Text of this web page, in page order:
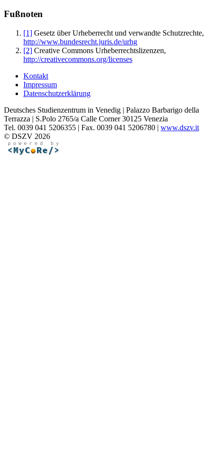
Fußnoten
[1] Gesetz über Urheberrecht und verwandte Schutzrechte,
http://www.bundesrecht.juris.de/urhg
[2] Creative Commons Urheberrechtslizenzen,
http://creativecommons.org/licenses
Kontakt
Impressum
Datenschutzerklärung
Deutsches Studienzentrum in Venedig | Palazzo Barbarigo della
Terrazza | S.Polo 2765/a Calle Corner 30125 Venezia
Tel. 0039 041 5206355 | Fax. 0039 041 5206780 | www.dszv.it
© DSZV 2026